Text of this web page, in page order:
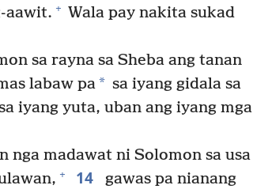
aawit. + Wala pay nakita sukad
sa rayna sa Sheba ang tanan
labaw pa* sa iyang gidala sa
iyang yuta, uban ang iyang mga
nga madawat ni Solomon sa usa
+ 14
gawas pa nianang